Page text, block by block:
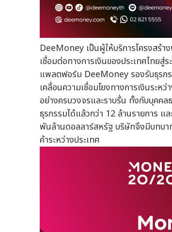
DeeMoney เป็นผู้ให้บริการโครงสร้า
เชื่อมต่อทางการเงินของประเทศไทย
แพลตฟอร์ม DeeMoney รองรับธุรกร
เคลื่อนความเชื่อมโยงทางการเงินระห
อย่างครบวงจรและราบรื่น ทั้งกับบุคค
ธุรกรรมได้แล้วกว่า 12 ล้านรายการ
พันล้านดอลลาร์สหรัฐ บริษัทจึงมีบทบาท
ค้าระหว่างประเทศ